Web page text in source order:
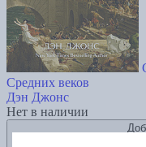
Средних веков
Дэн Джонс
Нет в наличии